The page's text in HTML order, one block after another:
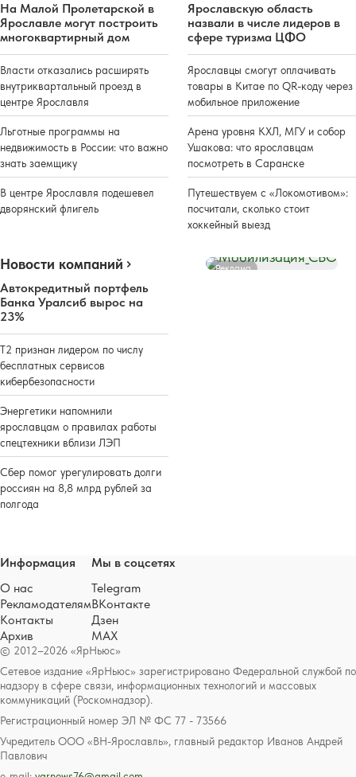
На Малой Пролетарской в
Ярославле могут построить
многоквартирный дом
Власти отказались расширять
внутриквартальный проезд в
центре Ярославля
Льготные программы на
недвижимость в России: что важно
знать заемщику
В центре Ярославля подешевел
дворянский флигель
Ярославскую область
назвали в числе лидеров в
сфере туризма ЦФО
Ярославцы смогут оплачивать
товары в Китае по QR-коду через
мобильное приложение
Арена уровня КХЛ, МГУ и собор
Ушакова: что ярославцам
посмотреть в Саранске
Путешествуем с «Локомотивом»:
посчитали, сколько стоит
хоккейный выезд
Новости компаний
Автокредитный портфель
Банка Уралсиб вырос на
23%
Т2 признан лидером по числу
бесплатных сервисов
кибербезопасности
Энергетики напомнили
ярославцам о правилах работы
спецтехники вблизи ЛЭП
Сбер помог урегулировать долги
россиян на 8,8 млрд рублей за
полгода
Реклама
© 2012–2026 «ЯрНьюс»
Сетевое издание «ЯрНьюс» зарегистрировано Федеральной службой по
надзору в сфере связи, информационных технологий и массовых
коммуникаций (Роскомнадзор).
Регистрационный номер ЭЛ № ФС 77 - 73566
Учредитель ООО «ВН-Ярославль», главный редактор Иванов Андрей
Павлович
Информация
О нас
Рекламодателям
Контакты
Архив
Мы в соцсетях
Telegram
ВКонтакте
Дзен
MAX